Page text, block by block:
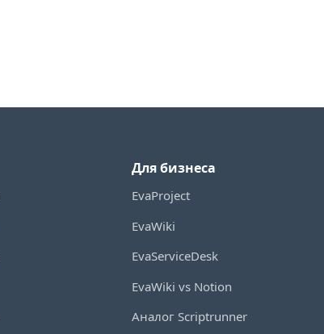
Для бизнеса
EvaProject
EvaWiki
EvaServiceDesk
EvaWiki vs Notion
Аналог Scriptrunner